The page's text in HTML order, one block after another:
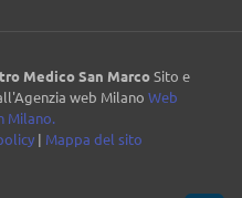
Medico San MarcoSito e
web Milano Web
Milano.
| Mappa del sito